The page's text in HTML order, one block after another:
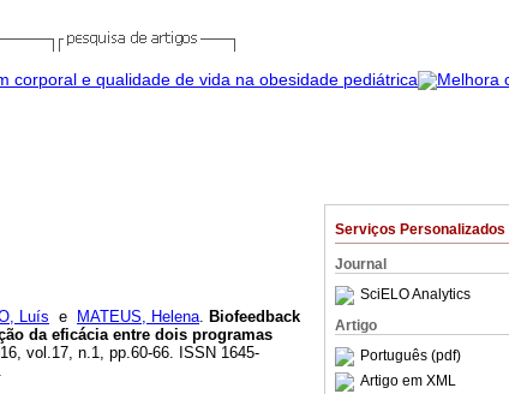
Serviços Personalizados
Journal
SciELO Analytics
Artigo
Português (pdf)
Artigo em XML
Luís e MATEUS, Helena. Biofeedback
da eficácia entre dois programas
vol.17, n.1, pp.60-66. ISSN 1645-
.